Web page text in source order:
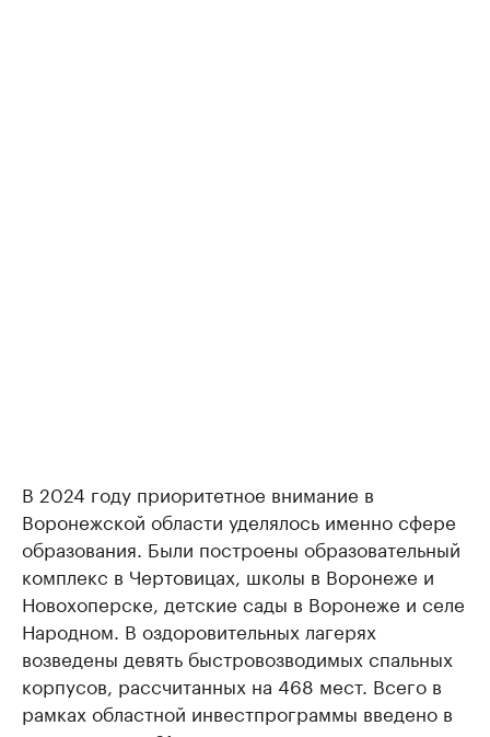
В 2024 году приоритетное внимание в
Воронежской области уделялось именно сфере
образования. Были построены образовательный
комплекс в Чертовицах, школы в Воронеже и
Новохоперске, детские сады в Воронеже и селе
Народном. В оздоровительных лагерях
возведены девять быстровозводимых спальных
корпусов, рассчитанных на 468 мест. Всего в
рамках областной инвестпрограммы введено в